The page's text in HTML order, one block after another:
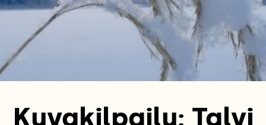
Kuvakilpailu: Talvi